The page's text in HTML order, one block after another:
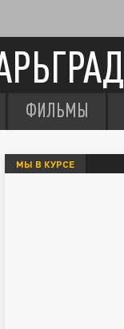
ФИЛЬМЫ
МЫ В КУРСЕ